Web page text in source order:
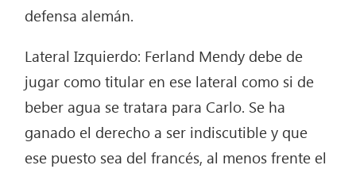
defensa alemán.
Lateral Izquierdo: Ferland Mendy debe de
jugar como titular en ese lateral como si de
beber agua se tratara para Carlo. Se ha
ganado el derecho a ser indiscutible y que
ese puesto sea del francés, al menos frente el